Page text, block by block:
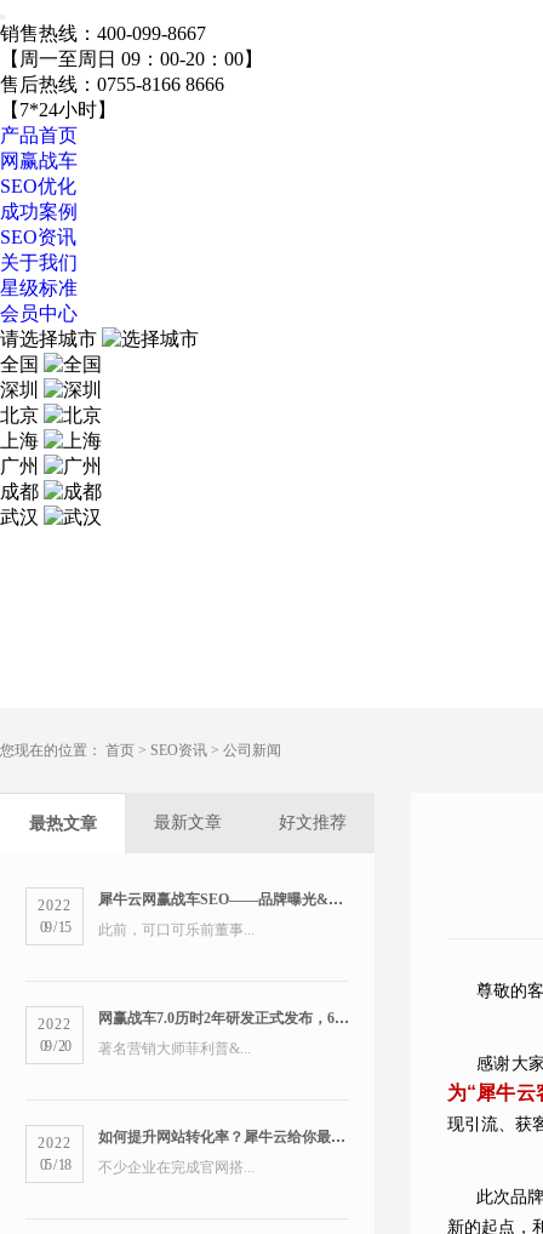
销售热线： 400-099-8667
【周一至周日 09：00-20：00】
售后热线： 0755-8166 8666
【7*24小时】
产品首页
网赢战车
SEO优化
成功案例
SEO资讯
关于我们
星级标准
会员中心
请选择城市
全国
深圳
北京
上海
广州
成都
武汉
您现在的位置： 首页 > SEO资讯 > 公司新闻
最热文章 最新文章 好文推荐
2022
09/15
犀牛云网赢战车SEO——品牌曝光&精准营销双管齐下
此前，可口可乐前董事...
2022
09/20
网赢战车7.0历时2年研发正式发布，6大版本打造数字营销新物种
著名营销大师菲利普&...
2022
05/18
如何提升网站转化率？犀牛云给你最全的营销洞察
不少企业在完成官网搭...
尊敬的
感谢大
为“犀牛云
现引流、获
此次品
新的起点，